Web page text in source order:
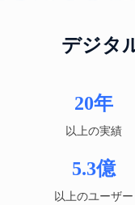
デジタ
20年
以上の実績
5.3億
以上のユーザー